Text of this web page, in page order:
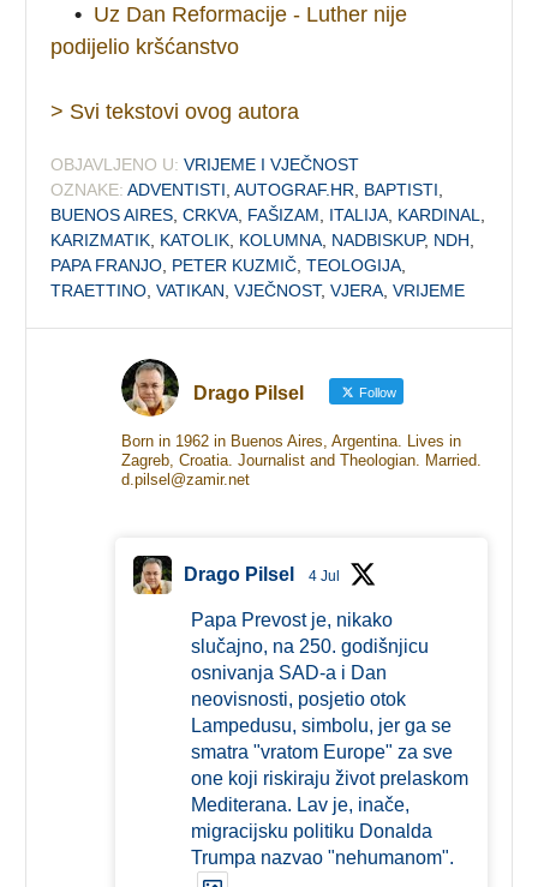
• Uz Dan Reformacije - Luther nije
podijelio kršćanstvo
> Svi tekstovi ovog autora
OBJAVLJENO U: VRIJEME I VJEČNOST
OZNAKE: ADVENTISTI ,AUTOGRAF.HR BAPTISTI
BUENOS AIRES ,CRKVA FAŠIZAM ITALIJA KARDINAL
KARIZMATIK KATOLIK KOLUMNA NADBISKUP, NDH
PAPA FRANJO PETER KUZMIČ ,TEOLOGIJA
TRAETTINO ,VATIKAN ,VJEČNOST,VJERA ,VRIJEME
Drago Pilsel Follow
Born in 1962 in Buenos Aires, Argentina. Lives in
Zagreb, Croatia. Journalist and Theologian. Married.
d.pilsel@zamir.net
Drago Pilsel 4 Jul
Papa Prevost je, nikako
slučajno, na 250. godišnjicu
osnivanja SAD-a i Dan
neovisnosti, posjetio otok
Lampedusu, simbolu, jer ga se
smatra "vratom Europe" za sve
one koji riskiraju život prelaskom
Mediterana. Lav je, inače,
migracijsku politiku Donalda
Trumpa nazvao "nehumanom".